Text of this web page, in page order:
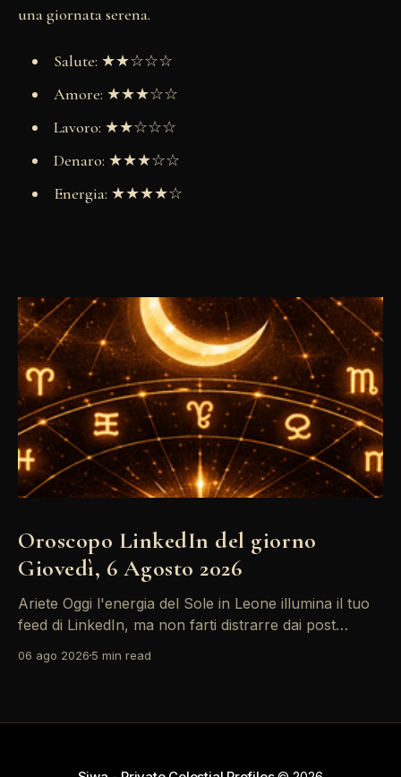
una giornata serena.
Salute: ★★☆☆☆
Amore: ★★★☆☆
Lavoro: ★★☆☆☆
Denaro: ★★★☆☆
Energia: ★★★★☆
Oroscopo LinkedIn del giorno
Giovedì, 6 Agosto 2026
Ariete Oggi l'energia del Sole in Leone illumina il tuo
feed di LinkedIn, ma non farti distrarre dai post
tuoi desideri professionali! Giove ti spinge verso il
06 ago 2026 5 min read